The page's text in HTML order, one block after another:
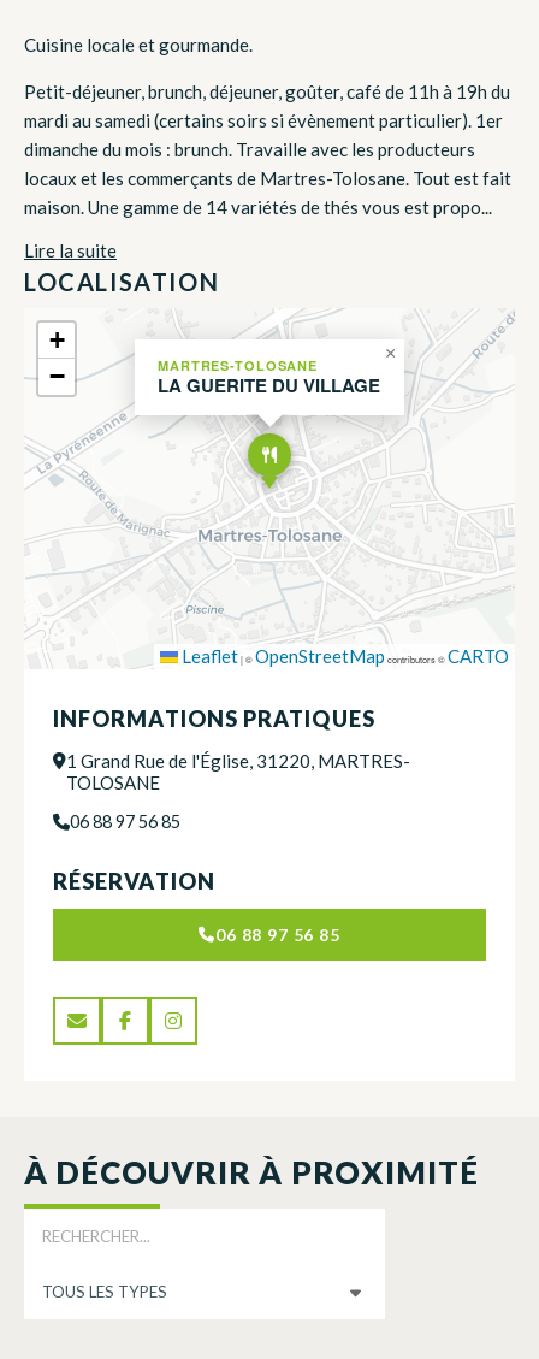
Cuisine locale et gourmande.
Petit-déjeuner, brunch, déjeuner, goûter, café de 11h à 19h du
mardi au samedi (certains soirs si évènement particulier). 1er
dimanche du mois : brunch. Travaille avec les producteurs
locaux et les commerçants de Martres-Tolosane. Tout est fait
maison. Une gamme de 14 variétés de thés vous est propo...
Lire la suite
LOCALISATION
MARTRES-TOLOSANE
LA GUERITE DU VILLAGE
×
+
−
Leaflet|©OpenStreetMap contributors ©CARTO
INFORMATIONS PRATIQUES
1 Grand Rue de l'Église, 31220, MARTRES-
TOLOSANE
06 88 97 56 85
RÉSERVATION
06 88 97 56 85
À DÉCOUVRIR À PROXIMITÉ